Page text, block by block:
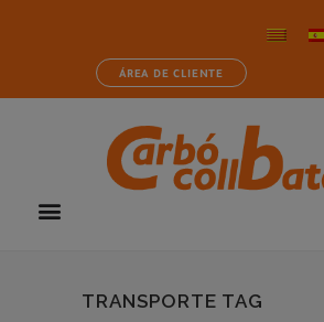
ÁREA DE CLIENTE
TRANSPORTE TAG